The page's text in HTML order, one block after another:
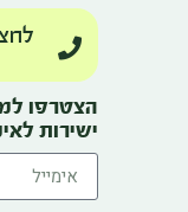
הצטרפו
ישירות